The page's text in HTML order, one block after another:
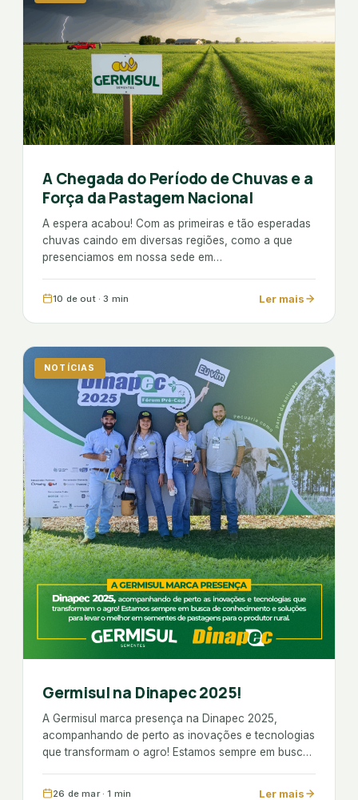
A Chegada do Período de Chuvas e a
Força da Pastagem Nacional
A espera acabou! Com as primeiras e tão esperadas
chuvas caindo em diversas regiões, como a que
presenciamos em nossa sede em…
10 de out · 3 min Ler mais
NOTÍCIAS
Germisul na Dinapec 2025!
A Germisul marca presença na Dinapec 2025,
acompanhando de perto as inovações e tecnologias
que transformam o agro! Estamos sempre em busca
sementes de pastagens para o produtor
26 de mar · 1 min Ler mais